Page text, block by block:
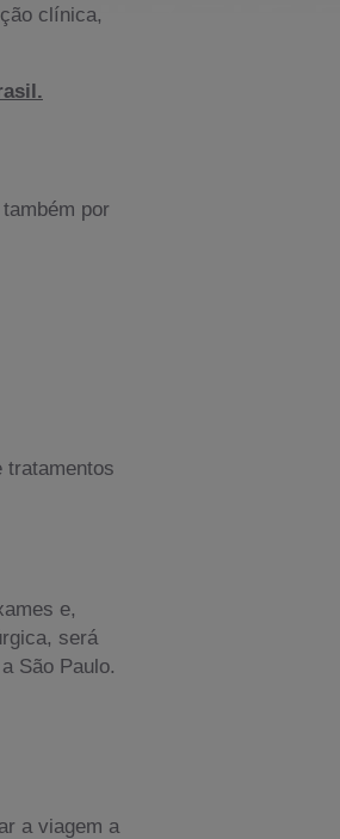
clínica,
por
tratamentos
e,
será
São Paulo.
a viagem a